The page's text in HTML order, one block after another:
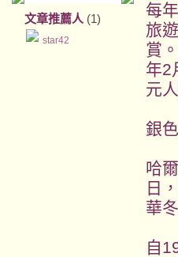
文章推薦人 (1)
star42
每
旅
賞
年2
元
銀
哈
日
華
自